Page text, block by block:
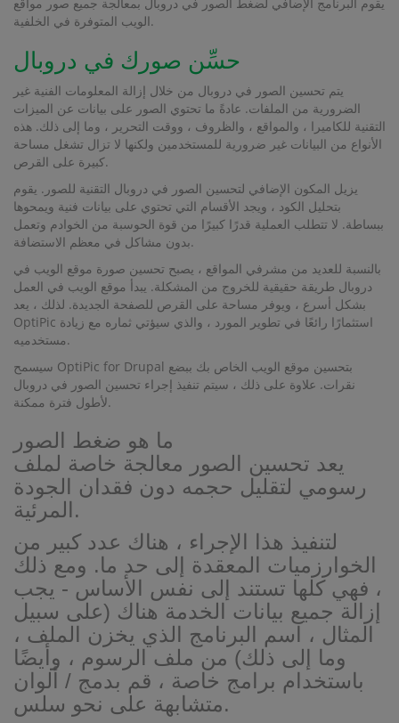
الويب المتوفرة في الخلفية.
حسِّن صورك في دروبال
يتم تحسين الصور في دروبال من خلال إزالة المعلومات الفنية غير
الضرورية من الملفات. عادةً ما تحتوي الصور على بيانات عن الميزات
التقنية للكاميرا ، والمواقع ، والظروف ، ووقت التحرير ، وما إلى ذلك. هذه
الأنواع من البيانات غير ضرورية للمستخدمين ولكنها لا تزال تشغل مساحة
كبيرة على القرص.
يزيل المكون الإضافي لتحسين الصور في دروبال التقنية للصور. يقوم
بتحليل الكود ، ويجد الأقسام التي تحتوي على بيانات فنية ويمحوها
ببساطة. لا تتطلب العملية قدرًا كبيرًا من قوة الحوسبة من الخوادم وتعمل
بدون مشاكل في معظم الاستضافة.
بالنسبة للعديد من مشرفي المواقع ، يصبح تحسين صورة موقع الويب في
دروبال طريقة حقيقية للخروج من المشكلة. يبدأ موقع الويب في العمل
بشكل أسرع ، ويوفر مساحة على القرص للصفحة الجديدة. لذلك ، يعد
OptiPic استثمارًا رائعًا في تطوير المورد ، والذي سيؤتي ثماره مع زيادة
مستخدميه.
سيسمح OptiPic for Drupal بتحسين موقع الويب الخاص بك ببضع
نقرات. علاوة على ذلك ، سيتم تنفيذ إجراء تحسين الصور في دروبال
لأطول فترة ممكنة.
ما هو ضغط الصور
يعد تحسين الصور معالجة خاصة لملف
رسومي لتقليل حجمه دون فقدان الجودة
المرئية.
لتنفيذ هذا الإجراء ، هناك عدد كبير من
الخوارزميات المعقدة إلى حد ما. ومع ذلك
، فهي كلها تستند إلى نفس الأساس - يجب
إزالة جميع بيانات الخدمة هناك (على سبيل
المثال ، اسم البرنامج الذي يخزن الملف ،
وما إلى ذلك) من ملف الرسوم ، وأيضًا
باستخدام برامج خاصة ، قم بدمج / ألوان
متشابهة على نحو سلس.